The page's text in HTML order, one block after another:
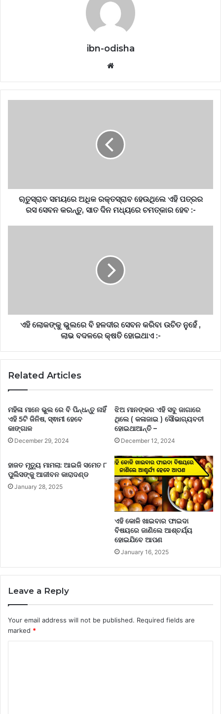
ibn-odisha
Website
ୠତୁସ୍ରାବ ସମୟରେ ଅଧିକ ରକ୍ତସ୍ରାବ ହେଉଥିଲେ ଏହି ପତ୍ରର
ରସ ସେବନ କରନ୍ତୁ, ସାତ ଦିନ ମଧ୍ୟରେ ଚମତ୍କାର ହେବ :-
ଏହି ଲୋକଙ୍କୁ ଭୁଲରେ ବି ହଳଦୀର ସେବନ କରିବା ଉଚିତ ନୁହେଁ ,
ଲାଭ ବଦଳରେ କ୍ଷତି ହୋଇଥାଏ :-
Related Articles
ମହିଳା ମାନେ ଭୁଲ ରେ ବି ପିନ୍ଧନ୍ତୁ ନାହିଁ
ଏହି 5ଟି ଜିନିଷ, ସ୍ଵାମୀ ହେବେ
କାଙ୍ଗାଳ
December 29, 2024
ଝିଅ ମାନଙ୍କର ଏହି ସବୁ ଜାଗାରେ
ଥିଲେ ( କଳାଜାଇ ) ସୌଭାଗ୍ୟବତୀ
ହୋଇଥାଆନ୍ତି –
December 12, 2024
ହାଜତ ମୃତ୍ୟୁ ମାମଲା: ଆଇଜି ସମେତ ୮
ପୁଲିସଙ୍କୁ ଆଜୀବନ କାରାଦଣ୍ଡ
January 28, 2025
ଏହି କୋଳି ଖାଇବାର ଫାଇଦା
ବିଷୟରେ ଜାଣିଲେ ଆଶ୍ଚର୍ଯ୍ୟ
ହୋଇଯିବେ ଆପଣ
January 16, 2025
Leave a Reply
Your email address will not be published. Required fields are
marked *